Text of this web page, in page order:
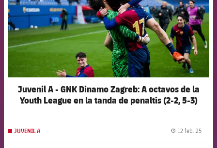
Juvenil A - GNK Dinamo Zagreb: A octavos de la
Youth League en la tanda de penaltis (2-2, 5-3)
JUVENIL A 12 feb. 25